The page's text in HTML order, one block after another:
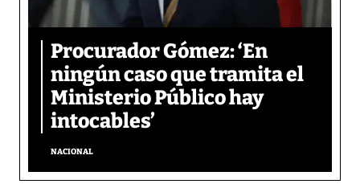
Procurador Gómez: ‘En
ningún caso que tramita el
Ministerio Público hay
intocables’
NACIONAL